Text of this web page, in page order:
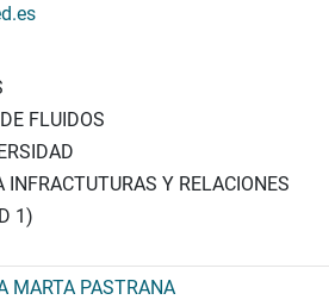
FLUIDOS
INFRACTUTURAS Y RELACIONES
1)
MARTA PASTRANA